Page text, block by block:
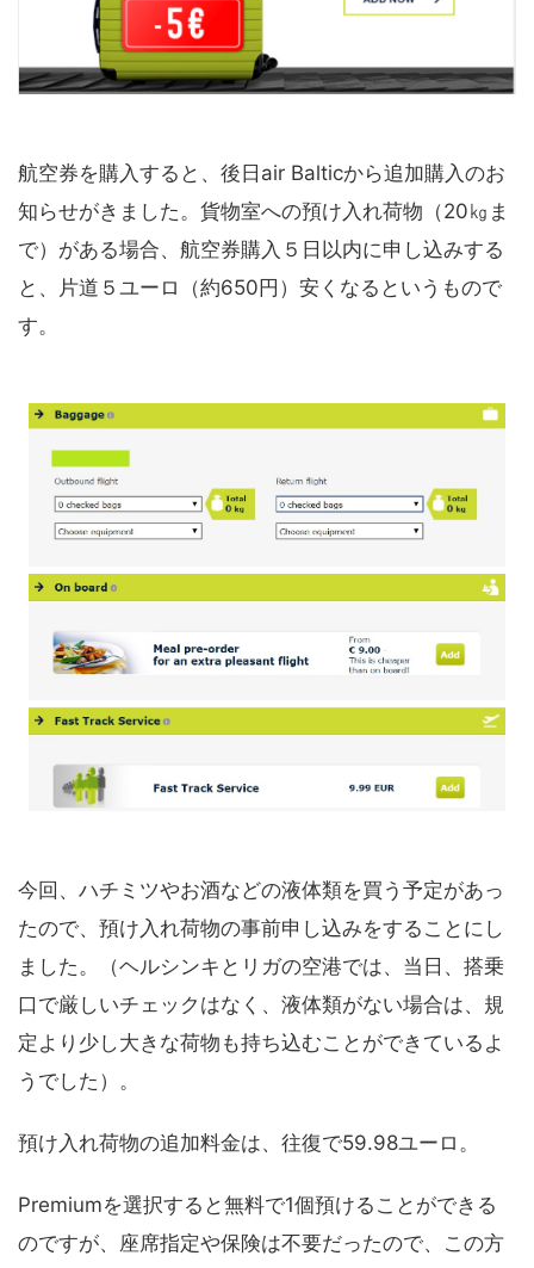
航空券を購入すると、後日air Balticから追加購入のお
知らせがきました。貨物室への預け入れ荷物（20㎏ま
で）がある場合、航空券購入５日以内に申し込みする
と、片道５ユーロ（約650円）安くなるというもので
す。
今回、ハチミツやお酒などの液体類を買う予定があっ
たので、預け入れ荷物の事前申し込みをすることにし
ました。（ヘルシンキとリガの空港では、当日、搭乗
口で厳しいチェックはなく、液体類がない場合は、規
定より少し大きな荷物も持ち込むことができているよ
うでした）。
預け入れ荷物の追加料金は、往復で59.98ユーロ。
Premiumを選択すると無料で1個預けることができる
のですが、座席指定や保険は不要だったので、この方